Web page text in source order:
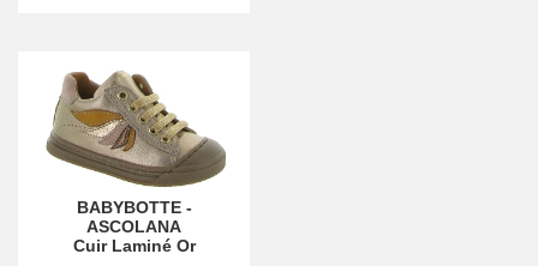
BABYBOTTE-
ASCOLANA
Cuir Laminé Or